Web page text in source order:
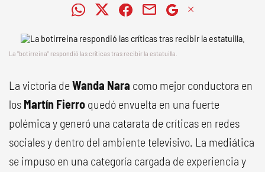
La "botirreina" respondió las críticas tras recibir la estatuilla.
La victoria deWanda Nara como mejor conductora en
los Martín Fierro quedó envuelta en una fuerte
polémica y generó una catarata de críticas en redes
sociales y dentro del ambiente televisivo. La mediática
se impuso en una categoría cargada de experiencia y